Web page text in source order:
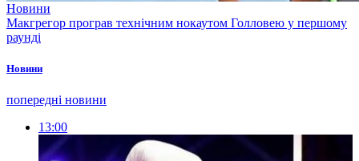
Новини
Макгрегор програв технічним нокаутом Голловею у першому
раунді
Новини
попередні новини
13:00